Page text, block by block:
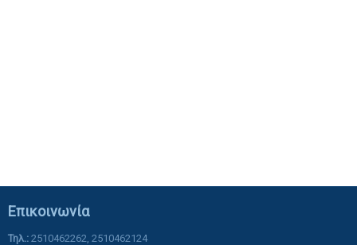
Επικοινωνία
Τηλ.: 2510462262, 2510462124